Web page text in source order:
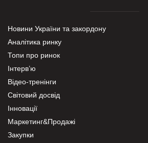
Новини України та закордону
Аналітика ринку
Топи про ринок
Інтерв’ю
Відео-тренінги
Світовий досвід
Інновації
Маркетинг&Продажі
Закупки